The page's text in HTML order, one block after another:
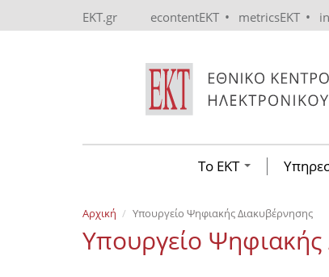
EKT.gr econtentEKT • metricsEKT •
Το ΕΚΤ
Αρχική Υπουργείο Ψηφιακής Διακυβέρνησης
Υπουργείο